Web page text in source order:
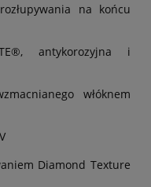
na końcu
antykorozyjna i
włóknem
Diamond Texture